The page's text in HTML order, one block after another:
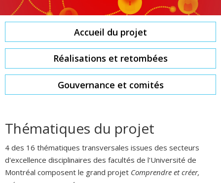
Accueil du projet
Réalisations et retombées
Gouvernance et comités
Thématiques du projet
4 des 16 thématiques transversales issues des secteurs
d'excellence disciplinaires des facultés de l'Université de
Montréal composent le grand projet Comprendre et créer,